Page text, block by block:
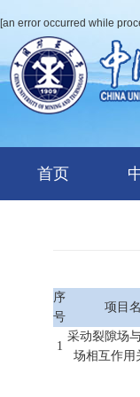
[an error occurred while
首页
序
号
项目
1
采动裂隙场
场相互作用